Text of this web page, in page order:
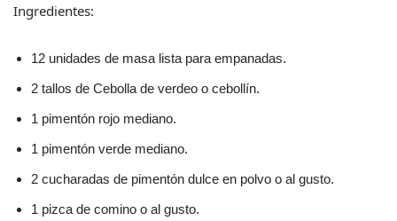
Ingredientes:
12 unidades de masa lista para empanadas.
2 tallos de Cebolla de verdeo o cebollín.
1 pimentón rojo mediano.
1 pimentón verde mediano.
2 cucharadas de pimentón dulce en polvo o al gusto.
1 pizca de comino o al gusto.